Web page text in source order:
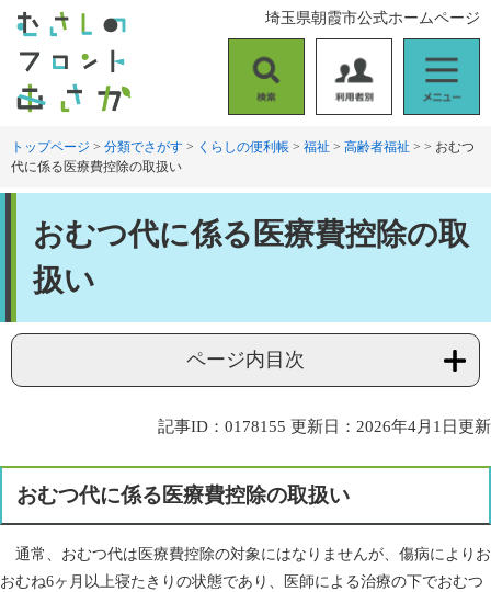
す
。
し
て
索
用
者
ニ
ュ
埼玉県朝霞市公式ホームページ
トップページ > 分類でさがす > くらしの便利帳 > 福祉 > 高齢者福祉 > > おむつ
代に係る医療費控除の取扱い
おむつ代に係る医療費控除の取
扱い
ページ内目次
記事ID：0178155 更新日：2026年4月1日更新
おむつ代に係る医療費控除の取扱い
通常、おむつ代は医療費控除の対象にはなりませんが、傷病によりお
おむね6ヶ月以上寝たきりの状態であり、医師による治療の下でおむつ